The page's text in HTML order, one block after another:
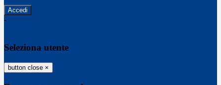
-
Seleziona utente
button close ×